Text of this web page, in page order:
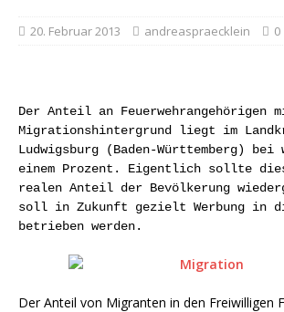
20. Februar 2013 andreaspraecklein 0
Der Anteil an Feuerwehrangehörigen
Migrationshintergrund liegt im
Ludwigsburg (Baden-Württemberg)
einem Prozent. Eigentlich sollte
realen Anteil der Bevölkerung
soll in Zukunft gezielt Werbung in
betrieben werden.
Der Anteil von Migranten in den Freiwilligen